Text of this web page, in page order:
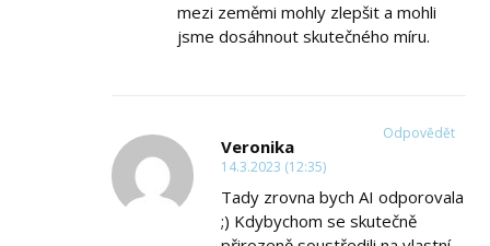
mezi zeměmi mohly zlepšit a mohli
jsme dosáhnout skutečného míru.
Veronika
14.3.2023 (12:35)
Tady zrovna bych AI odporovala
;) Kdybychom se skutečně
Odpovědět